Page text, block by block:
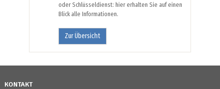
oder Schlüsseldienst: hier erhalten Sie auf einen
Blick alle Informationen.
Zur Übersicht
KONTAKT